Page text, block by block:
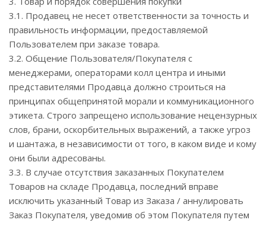
3.1. Продавец не несет ответственности за точность и
правильность информации, предоставляемой
Пользователем при заказе товара.
3.2. Общение Пользователя/Покупателя с
менеджерами, операторами колл центра и иными
представителями Продавца должно строиться на
принципах общепринятой морали и коммуникационного
этикета. Строго запрещено использование нецензурных
слов, брани, оскорбительных выражений, а также угроз
и шантажа, в независимости от того, в каком виде и кому
они были адресованы.
3.3. В случае отсутствия заказанных Покупателем
Товаров на складе Продавца, последний вправе
исключить указанный Товар из Заказа / аннулировать
Заказ Покупателя, уведомив об этом Покупателя путем